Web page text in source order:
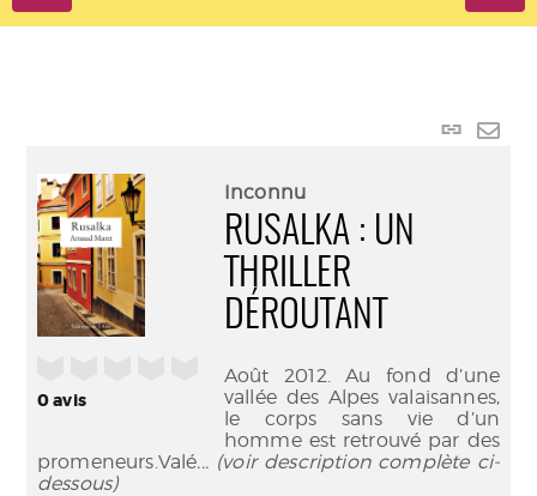
Lien
0avis
Inconnu
RUSALKA : UN
THRILLER
DÉROUTANT
Août 2012. Au fond d’une
vallée des Alpes valaisannes,
le corps sans vie d’un
homme est retrouvé par des
promeneurs.Valé... (voir description complète ci-
dessous)